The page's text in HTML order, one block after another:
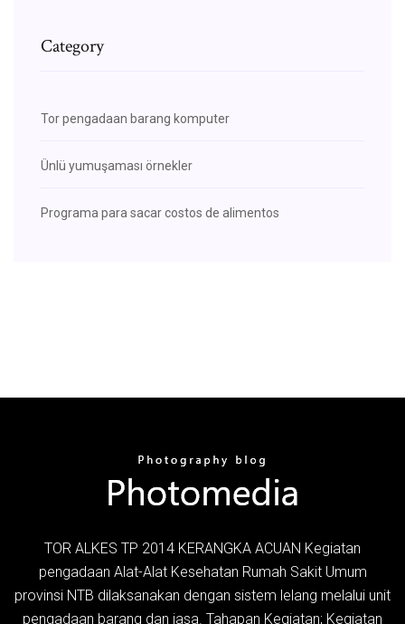
Category
Tor pengadaan barang komputer
Ünlü yumuşaması örnekler
Programa para sacar costos de alimentos
TOR ALKES TP 2014 KERANGKA ACUAN Kegiatan
pengadaan Alat-Alat Kesehatan Rumah Sakit Umum
provinsi NTB dilaksanakan dengan sistem lelang melalui unit
pengadaan barang dan jasa. Tahapan Kegiatan; Kegiatan